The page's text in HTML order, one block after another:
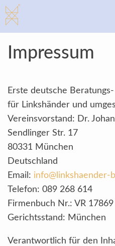
Zum
Inhalt
springen
Impressum
Erste deutsche
für Linkshänder und
Vereinsvorstand: Dr.
Sendlinger Str. 17
80331 München
Deutschland
Email: info@linkshaender-
Telefon: 089 268 614
Firmenbuch Nr.: VR
Gerichtsstand: München
Verantwortlich für den